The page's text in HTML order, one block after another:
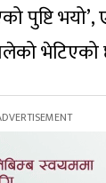
पुष्टि
भेटिएको